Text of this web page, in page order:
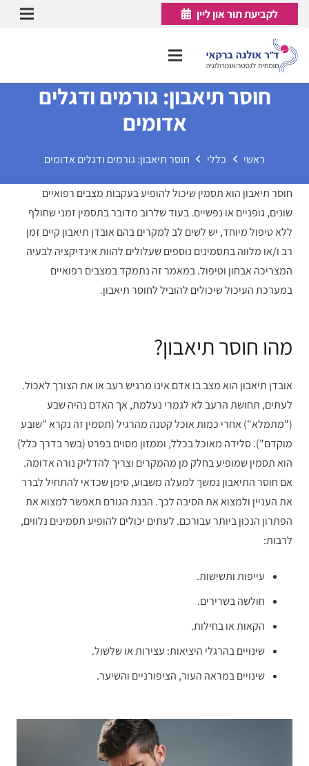
לקביעת תור און ליין
חוסר תיאבון: גורמים ודגלים
אדומים
ראשי כללי חוסר תיאבון: גורמים ודגלים אדומים
חוסר תיאבון הוא תסמין שיכול להופיע בעקבות מצבים רפואיים
שונים, גופניים או נפשיים. בעוד שלרוב מדובר בתסמין זמני שחולף
ללא טיפול מיוחד, יש לשים לב למקרים בהם אובדן תיאבון קיים זמן
רב ו/או מלווה בתסמינים נוספים שעלולים להוות אינדיקציה לבעיה
המצריכה אבחון וטיפול. במאמר זה נתמקד במצבים רפואיים
במערכת העיכול שיכולים להוביל לחוסר תיאבון.
מהו חוסר תיאבון?
אובדן תיאבון הוא מצב בו אדם אינו מרגיש רעב או את הצורך לאכול.
לעתים, תחושת הרעב לא לגמרי נעלמת, אך האדם נהיה שבע
("מתמלא") אחרי כמות אוכל קטנה מהרגיל (תסמין זה נקרא "שובע
מוקדם"). סלידה מאוכל בכלל, וממזון מסוים בפרט (בשר בדרך כלל)
הוא תסמין שמופיע בחלק מן מהמקרים וצריך להדליק נורה אדומה.
אם חוסר התיאבון נמשך למעלה משבוע, סימן שכדאי להתחיל לברר
את העניין ולמצוא את הסיבה לכך. הבנת הגורם תאפשר למצוא את
הפתרון הנכון ביותר עבורכם. לעתים יכולים להופיע תסמינים נלווים,
לרבות:
עייפות ותשישות.
חולשה בשרירים.
הקאות או בחילות.
שינויים בהרגלי היציאות: עצירות או שלשול.
שינויים במראה העור, הציפורניים והשיער.